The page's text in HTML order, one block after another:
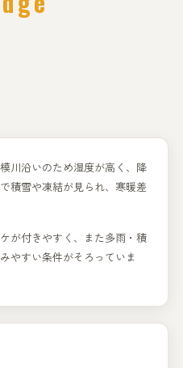
川沿いのため湿度が高く、降
積雪や凍結が見られ、寒暖差
が付きやすく、また多雨・積
やすい条件がそろっていま